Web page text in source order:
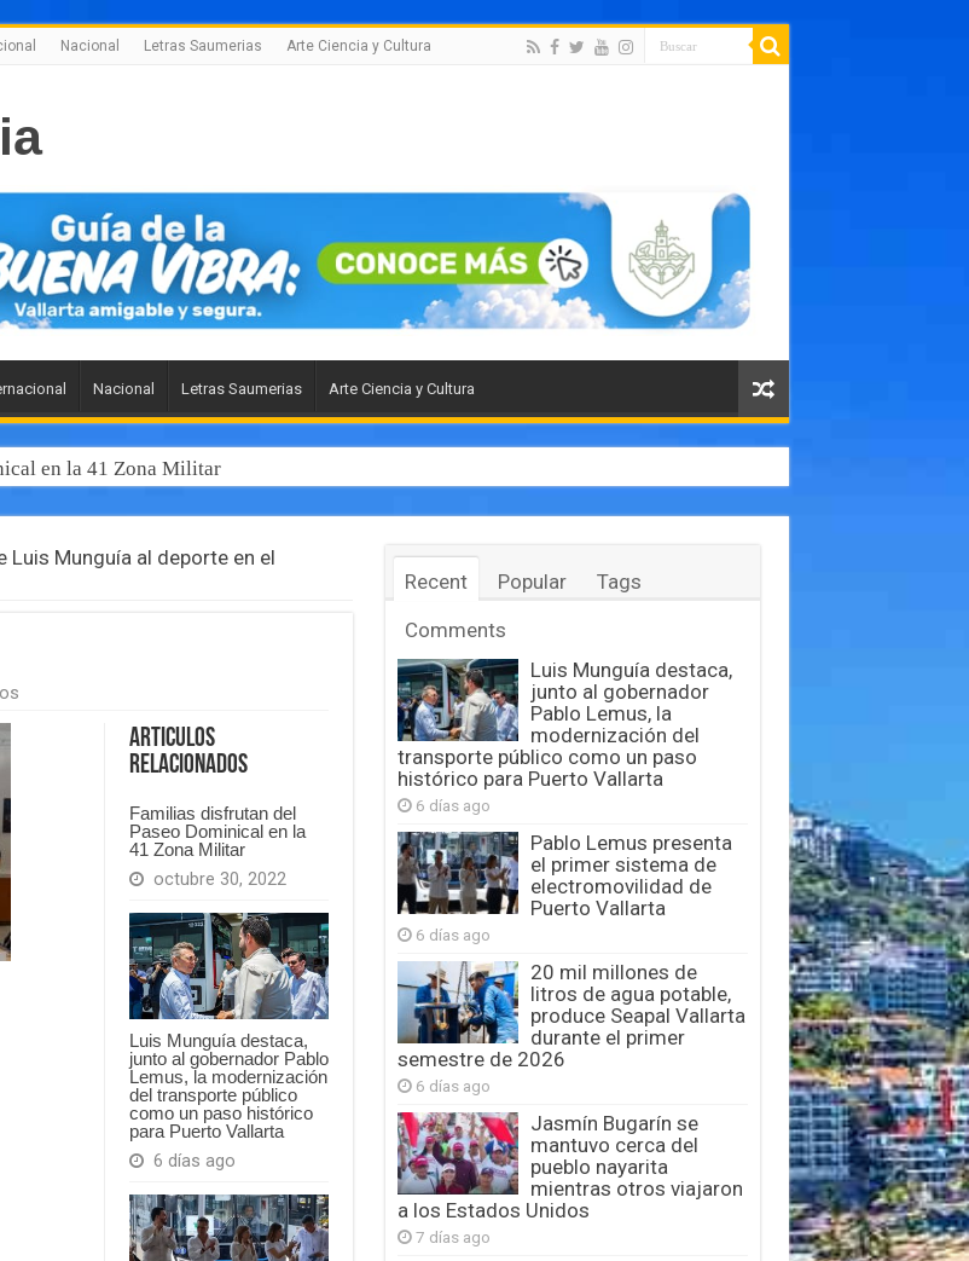
Nacional Letras Saumerias Arte Ciencia y Cultura
Nacional Letras Saumerias Arte Ciencia y Cultura
en la 41 Zona Militar
Munguía al deporte en el
en
Articulos
Relacionados
Familias disfrutan del
Paseo Dominical en la
41 Zona Militar
octubre 30, 2022
Luis Munguía destaca,
junto al gobernador Pablo
Lemus, la modernización
del transporte público
como un paso histórico
para Puerto Vallarta
6 días ago
Recent Popular
Tags
Comments
Luis Munguía destaca,
junto al gobernador
Pablo Lemus, la
modernización del
transporte público como un paso
histórico para Puerto Vallarta
6 días ago
Pablo Lemus presenta
el primer sistema de
electromovilidad de
Puerto Vallarta
6 días ago
20 mil millones de
litros de agua potable,
produce Seapal Vallarta
durante el primer
semestre de 2026
6 días ago
Jasmín Bugarín se
mantuvo cerca del
pueblo nayarita
mientras otros viajaron
a los Estados Unidos
7 días ago